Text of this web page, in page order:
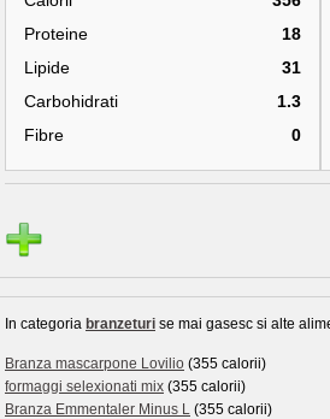
Proteine
18
Lipide
31
Carbohidrati
1.3
Fibre
0
In categoria branzeturi se mai gasesc si alte
Branza mascarpone Lovilio (355 calorii)
formaggi selexionati mix (355 calorii)
Branza Emmentaler Minus L (355 calorii)